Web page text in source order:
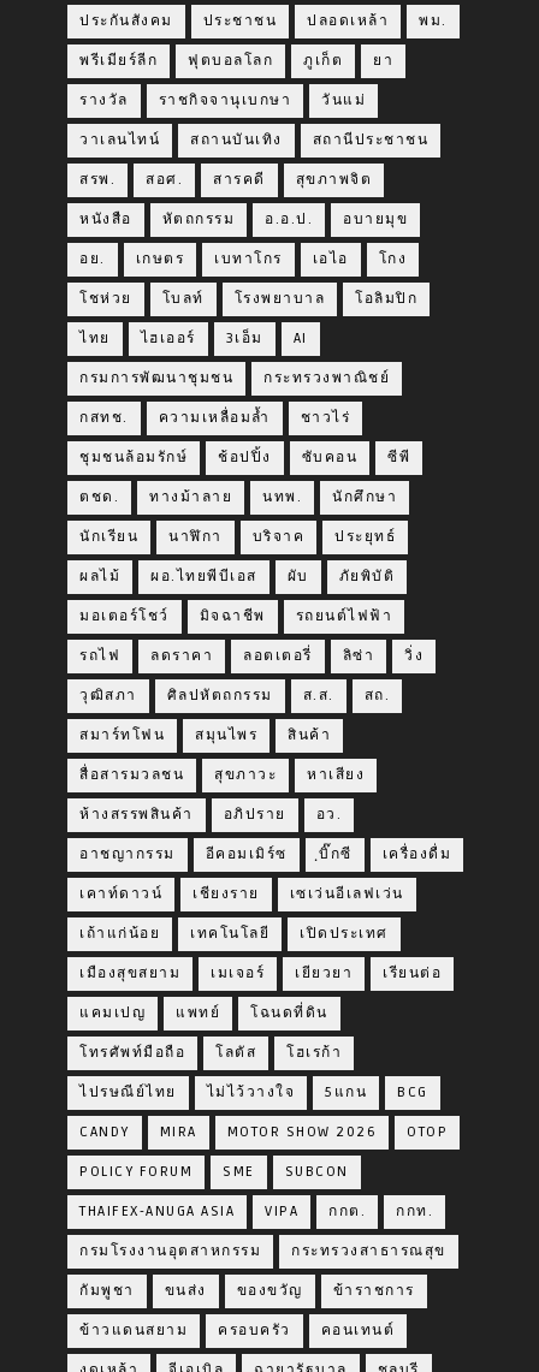
ประกันสังคม ประชาชน ปลอดเหล้า พม.
พรีเมียร์ลีก ฟุตบอลโลก ภูเก็ต ยา
รางวัล ราชกิจจานุเบกษา วันแม่
วาเลนไทน์ สถานบันเทิง สถานีประชาชน
สรพ. สอศ. สารคดี สุขภาพจิต
หนังสือ หัตถกรรม อ.อ.ป. อบายมุข
อย. เกษตร เบทาโกร เอไอ โกง
โชห่วย โบลท์ โรงพยาบาล โอลิมปิก
ไทย ไฮเออร์ 3เอ็ม AI
กรมการพัฒนาชุมชน กระทรวงพาณิชย์
กสทช. ความเหลื่อมล้ำ ชาวไร่
ชุมชนล้อมรักษ์ ช้อปปิ้ง ซับคอน ซีพี
ตชด. ทางม้าลาย นทพ. นักศึกษา
นักเรียน นาฬิกา บริจาค ประยุทธ์
ผลไม้ ผอ.ไทยพีบีเอส ผับ ภัยพิบัติ
มอเตอร์โชว์ มิจฉาชีพ รถยนต์ไฟฟ้า
รถไฟ ลดราคา ลอตเตอรี่ ลิซ่า วิ่ง
วุฒิสภา ศิลปหัตถกรรม ส.ส. สถ.
สมาร์ทโฟน สมุนไพร สินค้า
สื่อสารมวลชน สุขภาวะ หาเสียง
ห้างสรรพสินค้า อภิปราย อว.
อาชญากรรม อีคอมเมิร์ซ ฺบิ๊กซี เครื่องดื่ม
เคาท์ดาวน์ เชียงราย เซเว่นอีเลฟเว่น
เถ้าแก่น้อย เทคโนโลยี เปิดประเทศ
เมืองสุขสยาม เมเจอร์ เยียวยา เรียนต่อ
แคมเปญ แพทย์ โฉนดที่ดิน
โทรศัพท์มือถือ โลตัส โฮเรก้า
ไปรษณีย์ไทย ไม่ไว้วางใจ 5แกน BCG
CANDY MIRA MOTOR SHOW 2026 OTOP
POLICY FORUM SME SUBCON
THAIFEX-ANUGA ASIA VIPA กกต. กกท.
กรมโรงงานอุตสาหกรรม กระทรวงสาธารณสุข
กัมพูชา ขนส่ง ของขวัญ ข้าราชการ
ข้าวแดนสยาม ครอบครัว คอนเทนต์